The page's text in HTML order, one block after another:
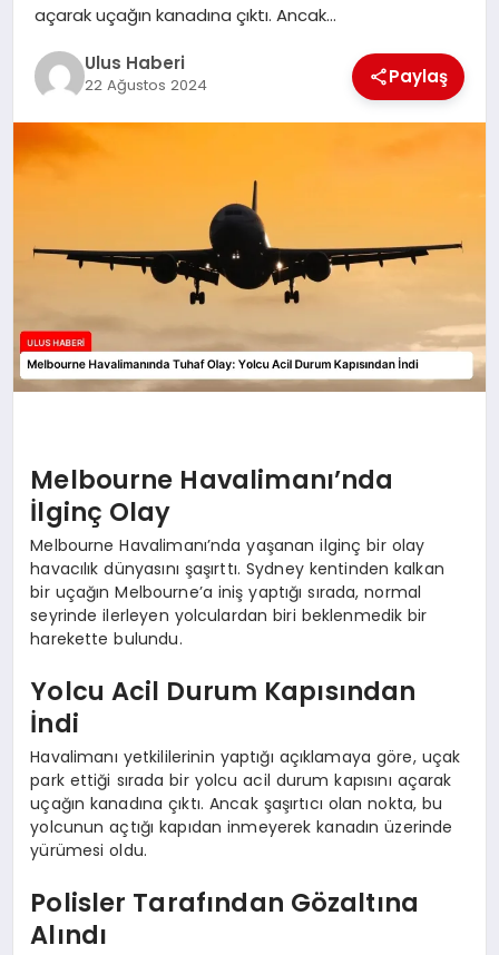
açarak uçağın kanadına çıktı. Ancak…
Ulus Haberi
22 Ağustos 2024 Paylaş
Melbourne Havalimanı’nda
İlginç Olay
Melbourne Havalimanı’nda yaşanan ilginç bir olay
havacılık dünyasını şaşırttı. Sydney kentinden kalkan
bir uçağın Melbourne’a iniş yaptığı sırada, normal
seyrinde ilerleyen yolculardan biri beklenmedik bir
harekette bulundu.
Yolcu Acil Durum Kapısından
İndi
Havalimanı yetkililerinin yaptığı açıklamaya göre, uçak
park ettiği sırada bir yolcu acil durum kapısını açarak
uçağın kanadına çıktı. Ancak şaşırtıcı olan nokta, bu
yolcunun açtığı kapıdan inmeyerek kanadın üzerinde
yürümesi oldu.
Polisler Tarafından Gözaltına
Alındı